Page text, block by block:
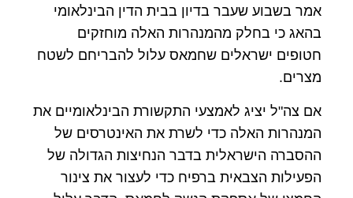
אמר בשבוע שעבר בדיון בבית הדין הבינלאומי
בהאג כי בחלק מהמנהרות האלה מוחזקים
חטופים ישראלים שחמאס עלול להבריחם לשטח
מצרים.
אם צה"ל יציג לאמצעי התקשורת הבינלאומיים את
המנהרות האלה כדי לשרת את האינטרסים של
ההסברה הישראלית בדבר הנחיצות הגדולה של
הפעילות הצבאית ברפיח כדי לעצור את צינור